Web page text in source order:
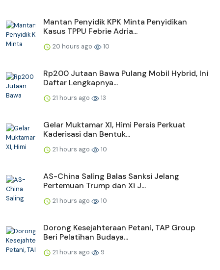
Mantan Penyidik KPK Minta Penyidikan
Kasus TPPU Febrie Adria...
20 hours ago 10
Rp200 Jutaan Bawa Pulang Mobil Hybrid, Ini
Daftar Lengkapnya...
21 hours ago 13
Gelar Muktamar XI, Himi Persis Perkuat
Kaderisasi dan Bentuk...
21 hours ago 10
AS-China Saling Balas Sanksi Jelang
Pertemuan Trump dan Xi J...
21 hours ago 10
Dorong Kesejahteraan Petani, TAP Group
Beri Pelatihan Budaya...
21 hours ago 9